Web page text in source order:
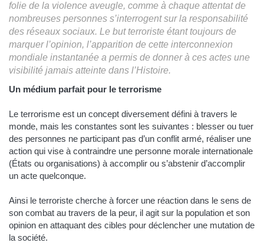
folie de la violence aveugle, comme à chaque attentat de
nombreuses personnes s’interrogent sur la responsabilité
des réseaux sociaux. Le but terroriste étant toujours de
marquer l’opinion, l’apparition de cette interconnexion
mondiale instantanée a permis de donner à ces actes une
visibilité jamais atteinte dans l’Histoire.
Un médium parfait pour le terrorisme
Le terrorisme est un concept diversement défini à travers le
monde, mais les constantes sont les suivantes : blesser ou tuer
des personnes ne participant pas d’un conflit armé, réaliser une
action qui vise à contraindre une personne morale internationale
(États ou organisations) à accomplir ou s’abstenir d’accomplir
un acte quelconque.
Ainsi le terroriste cherche à forcer une réaction dans le sens de
son combat au travers de la peur, il agit sur la population et son
opinion en attaquant des cibles pour déclencher une mutation de
la société.